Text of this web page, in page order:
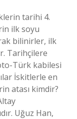
tarihi 4.
ilk soyu
bilinirler, ilk
Tarihçilere
Türk kabilesi
İskitlerle en
atası kimdir?
Uğuz Han,